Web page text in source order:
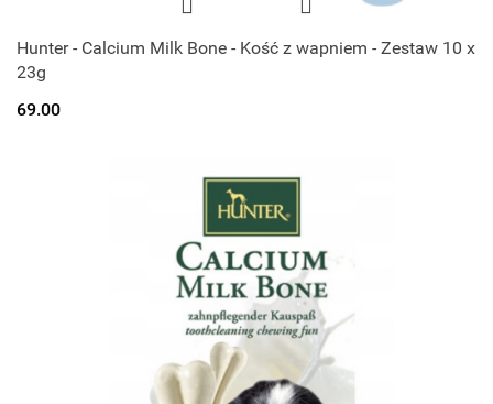
Hunter - Calcium Milk Bone - Kość z wapniem - Zestaw 10 x
23g
69.00